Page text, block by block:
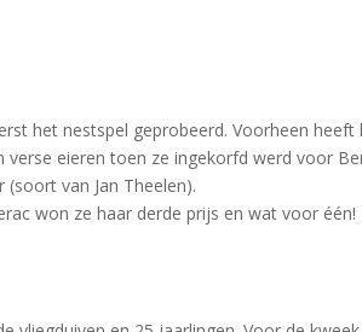
het nestspel geprobeerd. Voorheen heeft
eieren toen ze ingekorfd werd voor
van Jan Theelen).
won ze haar derde prijs en wat voor één!